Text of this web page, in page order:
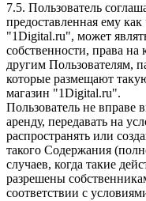
7.5. Пользователь
предоставленная ему
"1Digital.ru", может
собственности, права
другим Пользователям,
которые размещают
магазин "1Digital.ru".
Пользователь не вправе
аренду, передавать на
распространять или
такого Содержания
случаев, когда такие
разрешены
соответствии с